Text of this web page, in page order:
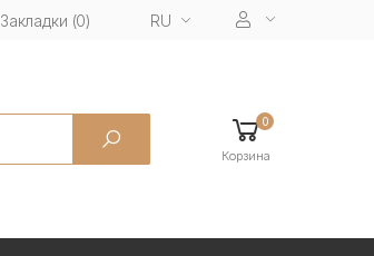
Закладки (0) RU
0
Корзина